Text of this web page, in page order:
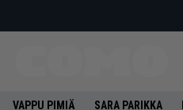
VAPPU PIMIÄ SARA PARIKKA